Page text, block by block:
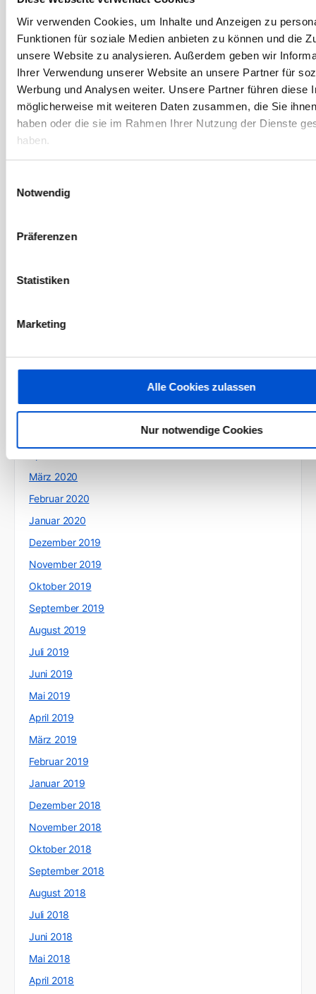
Wir verwenden Cookies, um Inhalte und Anzeigen zu
Funktionen für soziale Medien anbieten zu können und die
unsere Website zu analysieren. Außerdem geben wir
Ihrer Verwendung unserer Website an unsere Partner für
Werbung und Analysen weiter. Unsere Partner führen diese
möglicherweise mit weiteren Daten zusammen, die Sie
haben oder die sie im Rahmen Ihrer Nutzung der Dienste
haben.
Notwendig
Präferenzen
Statistiken
Marketing
Alle Cookies zulassen
Nur notwendige Cookies
Dezember 2021
November 2021
Oktober 2021
September 2021
August 2021
Juli 2021
Juni 2021
April 2021
Februar 2021
Dezember 2020
Oktober 2020
August 2020
Juni 2020
März 2020
Februar 2020
Januar 2020
Dezember 2019
November 2019
Oktober 2019
September 2019
August 2019
Juli 2019
Juni 2019
Mai 2019
April 2019
März 2019
Februar 2019
Januar 2019
Dezember 2018
November 2018
Oktober 2018
September 2018
August 2018
Juli 2018
Juni 2018
Mai 2018
April 2018